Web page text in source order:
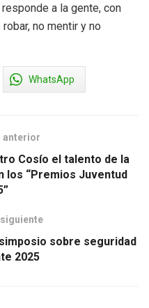
a la gente, con
no mentir y no
WhatsApp
anterior
Cosío el talento de la
los “Premios Juventud
sobre seguridad
2025